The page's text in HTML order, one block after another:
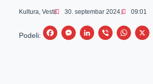
Kultura, Vesti 30. septembar 2024. 09:01
Podeli:
F
M
L
V
W